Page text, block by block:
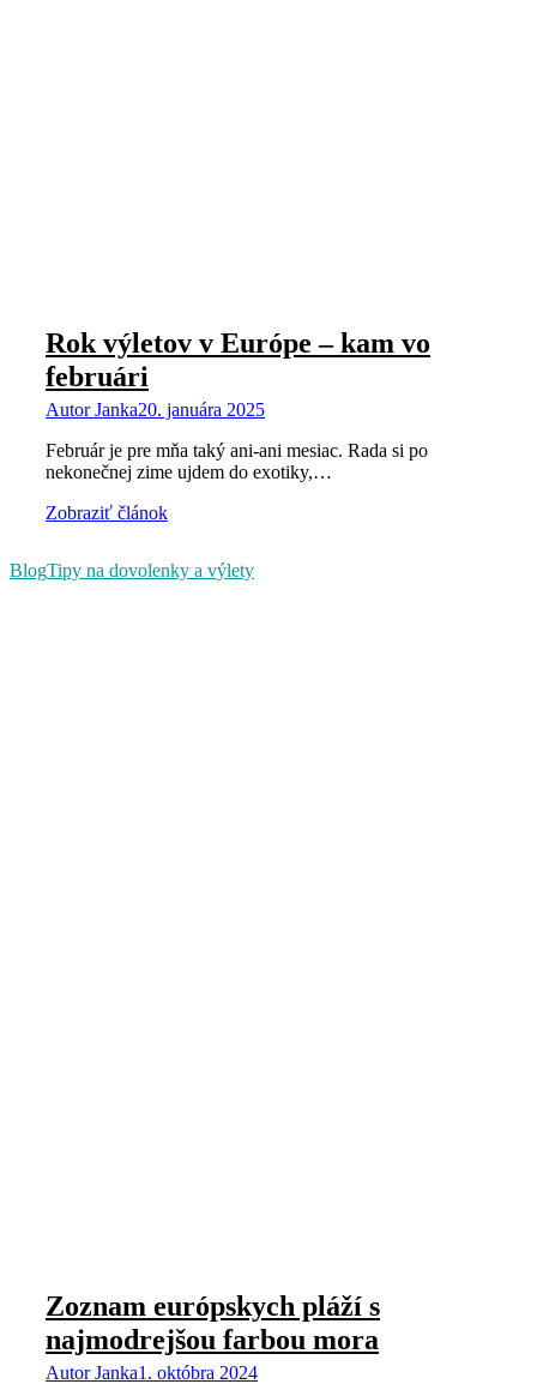
Rok výletov v Európe – kam vo
februári
AutorJanka20. januára 2025
Február je pre mňa taký ani-ani mesiac. Rada si po
nekonečnej zime ujdem do exotiky,…
Zobraziť článok
BlogTipy na dovolenky a výlety
Zoznam európskych pláží s
najmodrejšou farbou mora
AutorJanka1. októbra 2024